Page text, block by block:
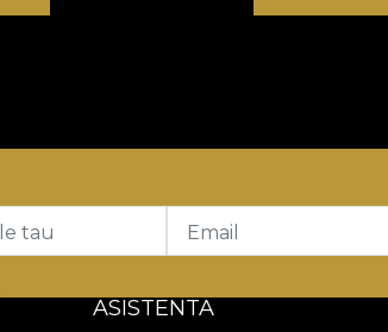
tau Email
ASISTENTA